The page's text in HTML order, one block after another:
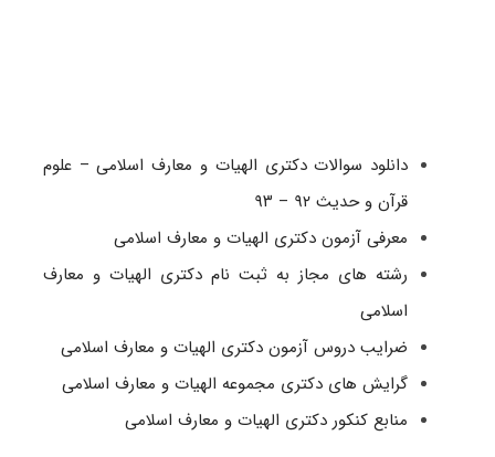
دانلود سوالات دکتری الهیات و معارف اسلامی – علوم
قرآن و حدیث ۹۲ – ۹۳
معرفی آزمون دکتری الهیات و معارف اسلامی
رشته های مجاز به ثبت نام دکتری الهیات و معارف
اسلامی
ضرایب دروس آزمون دکتری الهیات و معارف اسلامی
گرایش های دکتری مجموعه الهیات و معارف اسلامی
منابع کنکور دکتری الهیات و معارف اسلامی